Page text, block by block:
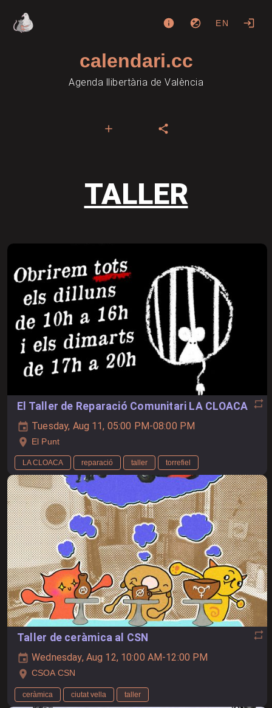
EN
calendari.cc
Agenda llibertària de València
TALLER
El Taller de Reparació Comunitari LA CLOACA
Tuesday, Aug 11, 05:00 PM-08:00 PM
El Punt
LA CLOACA reparació taller torrefiel
Taller de ceràmica al CSN
Wednesday, Aug 12, 10:00 AM-12:00 PM
CSOA CSN
ceràmica ciutat vella taller